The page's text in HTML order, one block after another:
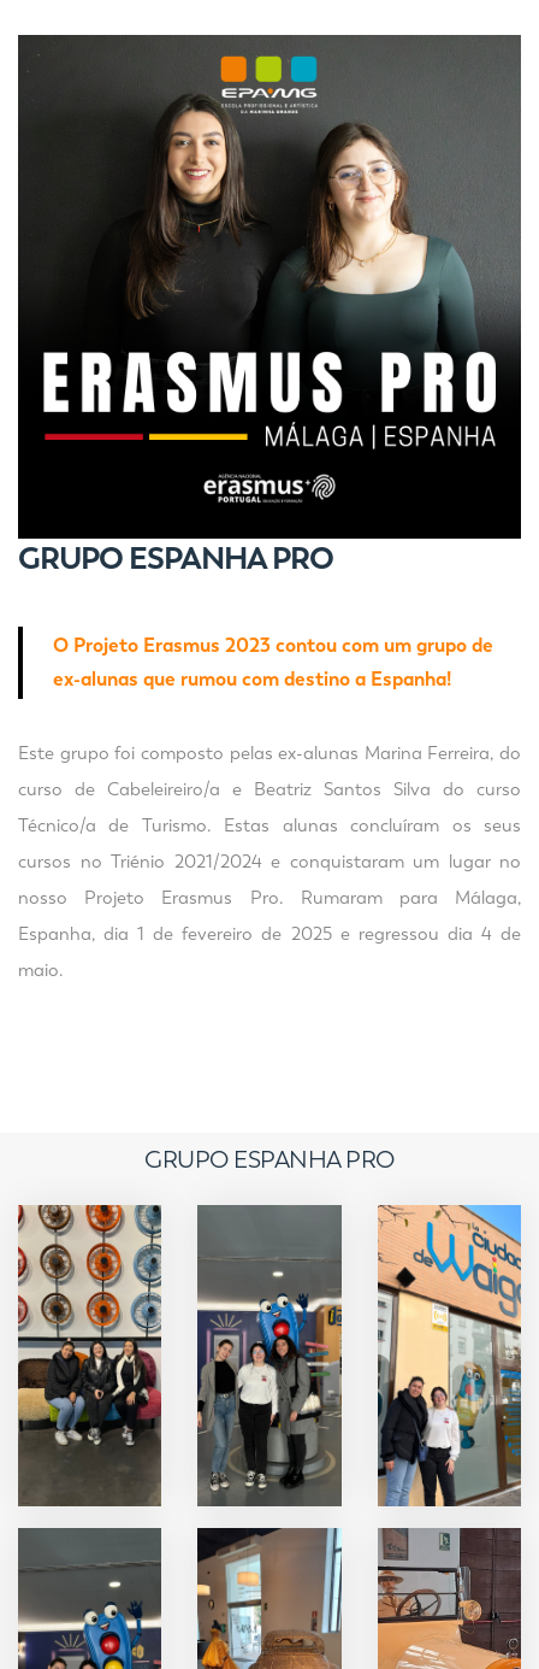
GRUPO ESPANHA PRO
O Projeto Erasmus 2023 contou com um grupo de
ex-alunas que rumou com destino a Espanha!
Este grupo foi composto pelas ex-alunas Marina Ferreira, do
curso de Cabeleireiro/a e Beatriz Santos Silva do curso
Técnico/a de Turismo. Estas alunas concluíram os seus
cursos no Triénio 2021/2024 e conquistaram um lugar no
nosso Projeto Erasmus Pro. Rumaram para Málaga,
Espanha, dia 1 de fevereiro de 2025 e regressou dia 4 de
maio.
GRUPO ESPANHA PRO